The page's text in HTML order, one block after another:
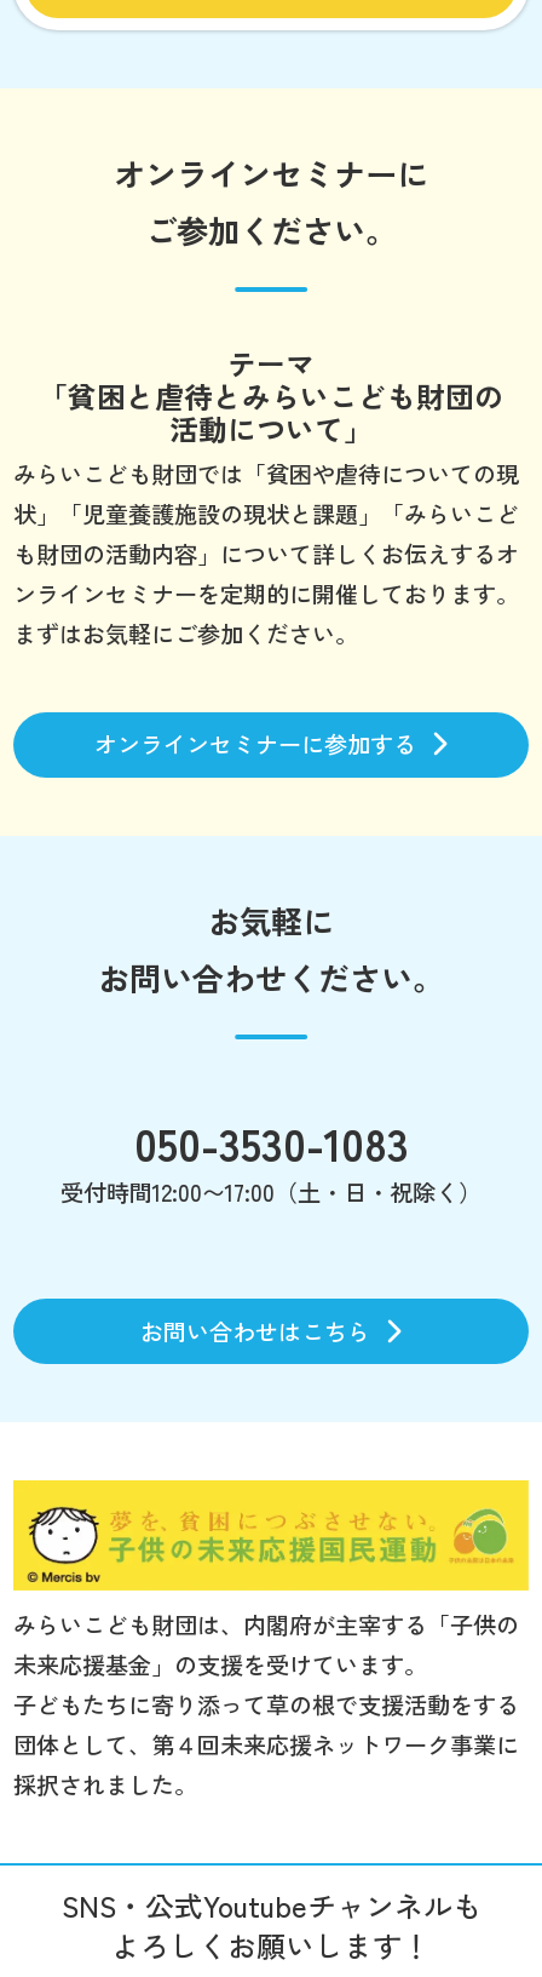
オンラインセミナーに
ご参加ください。
テーマ
「貧困と虐待とみらいこども財団の
活動について」
みらいこども財団では「貧困や虐待についての現
状」「児童養護施設の現状と課題」「みらいこど
も財団の活動内容」について詳しくお伝えするオ
ンラインセミナーを定期的に開催しております。
まずはお気軽にご参加ください。
オンラインセミナーに参加する
お気軽に
お問い合わせください。
050-3530-1083
受付時間12:00〜17:00（土・日・祝除く）
お問い合わせはこちら
みらいこども財団は、内閣府が主宰する「子供の
未来応援基金」の支援を受けています。
子どもたちに寄り添って草の根で支援活動をする
団体として、第４回未来応援ネットワーク事業に
採択されました。
SNS・公式Youtubeチャンネルも
よろしくお願いします！